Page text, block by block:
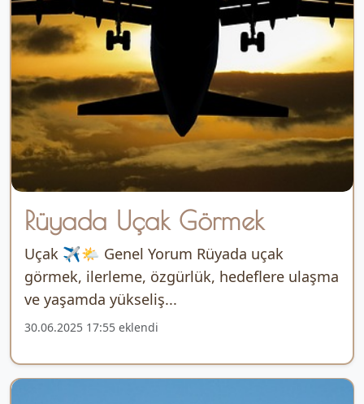
Rüyada Uçak Görmek
Uçak ✈️🌤️ Genel Yorum Rüyada uçak
görmek, ilerleme, özgürlük, hedeflere ulaşma
ve yaşamda yükseliş...
30.06.2025 17:55 eklendi